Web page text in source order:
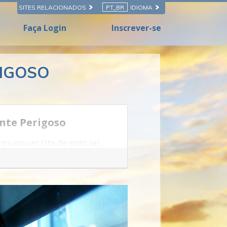
SITES RELACIONADOS PT_BR IDIOMA
Faça Login Inscrever-se
Perigoso
site de notícias.
perto de casa.
cada vez pior todos